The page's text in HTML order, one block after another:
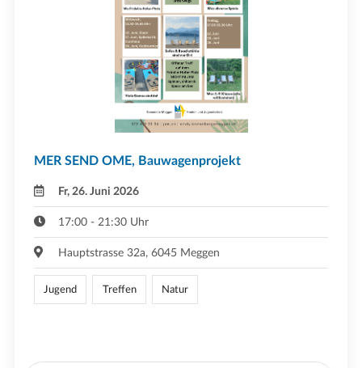
MER SEND OME, Bauwagenprojekt
Fr, 26. Juni 2026
17:00 - 21:30 Uhr
Hauptstrasse 32a, 6045 Meggen
Jugend Treffen Natur